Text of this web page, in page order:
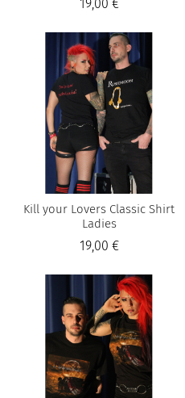
19,00 €
Kill your Lovers Classic Shirt
Ladies
19,00 €